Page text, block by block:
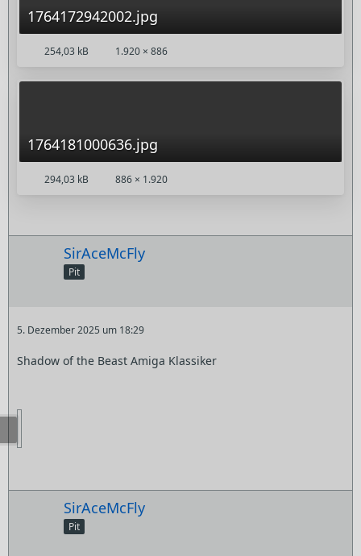
1764172942002.jpg
254,03 kB 1.920 × 886
1764181000636.jpg
294,03 kB 886 × 1.920
SirAceMcFly
Pit
5. Dezember 2025 um 18:29
Shadow of the Beast Amiga Klassiker
SirAceMcFly
Pit